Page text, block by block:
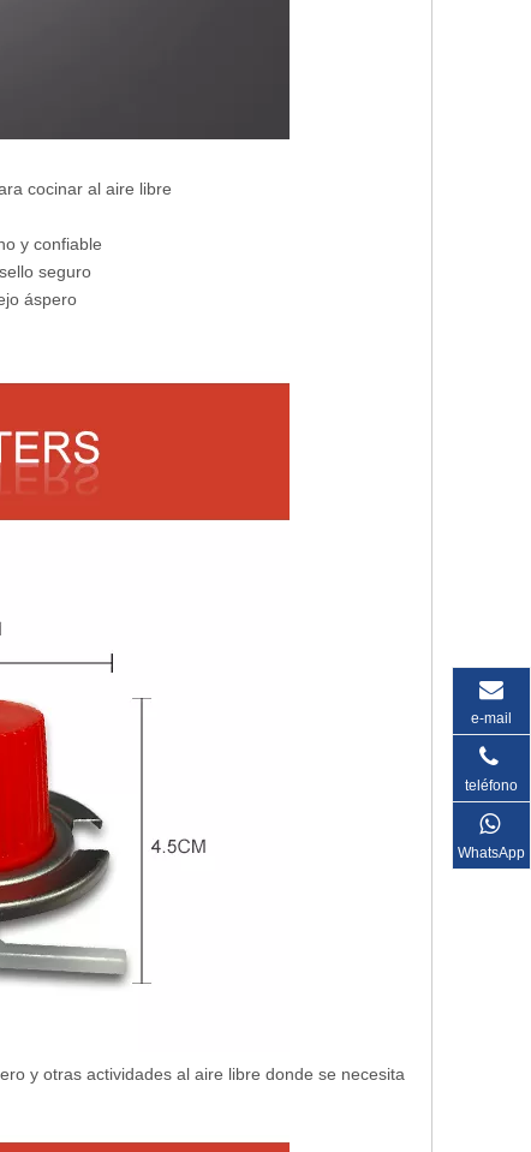
cocinar al aire libre
y confiable
seguro
áspero
y otras actividades al aire libre donde se necesita
e-mail
teléfono
WhatsApp